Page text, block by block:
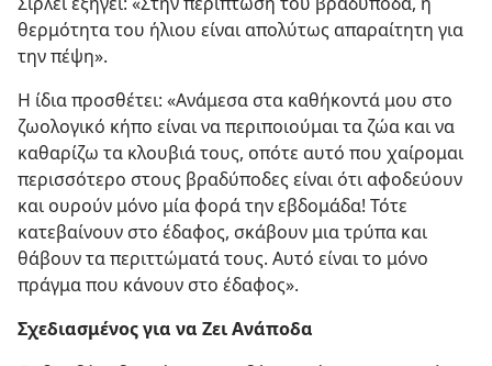
θερμότητα του ήλιου είναι απολύτως απαραίτητη για
την πέψη».
Η ίδια προσθέτει: «Ανάμεσα στα καθήκοντά μου στο
ζωολογικό κήπο είναι να περιποιούμαι τα ζώα και να
καθαρίζω τα κλουβιά τους, οπότε αυτό που χαίρομαι
περισσότερο στους βραδύποδες είναι ότι αφοδεύουν
και ουρούν μόνο μία φορά την εβδομάδα! Τότε
κατεβαίνουν στο έδαφος, σκάβουν μια τρύπα και
θάβουν τα περιττώματά τους. Αυτό είναι το μόνο
πράγμα που κάνουν στο έδαφος».
Σχεδιασμένος για να Ζει Ανάποδα